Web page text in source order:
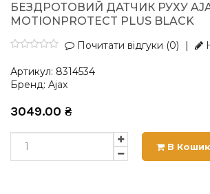
БЕЗДРОТОВИЙ ДАТЧИК РУХУ
MOTIONPROTECT PLUS BLACK
Почитати відгуки (0)
Артикул: 8314534
Бренд: Ajax
3049.00 ₴
В Кошик